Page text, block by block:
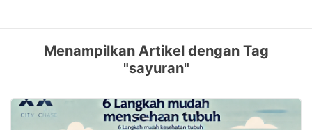
Menampilkan Artikel dengan Tag
"sayuran"